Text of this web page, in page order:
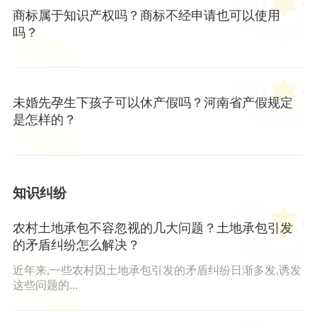
商标属于知识产权吗？商标不经申请也可以使用
吗？
未婚先孕生下孩子可以休产假吗？河南省产假规定
是怎样的？
知识纠纷
农村土地承包不容忽视的几大问题？土地承包引发
的矛盾纠纷怎么解决？
近年来,一些农村因土地承包引发的矛盾纠纷日渐多发,诱发
这些问题的...